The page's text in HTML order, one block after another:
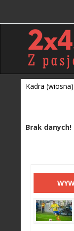
Kadra (wiosna)
Brak danych!